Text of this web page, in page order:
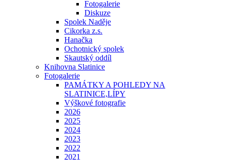
Fotogalerie
Diskuze
Spolek Naděje
Cikorka z.s.
Hanačka
Ochotnický spolek
Skautský oddíl
Knihovna Slatinice
Fotogalerie
PAMÁTKY A POHLEDY NA
SLATINICE,LÍPY
Výškové fotografie
2026
2025
2024
2023
2022
2021